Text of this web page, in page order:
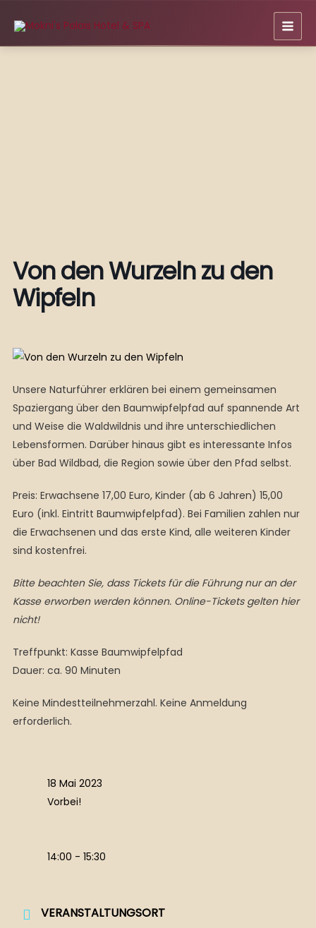
Inhalt
springen
Von den Wurzeln zu den
Wipfeln
Unsere Naturführer erklären bei einem gemeinsamen
Spaziergang über den Baumwipfelpfad auf spannende Art
und Weise die Waldwildnis und ihre unterschiedlichen
Lebensformen. Darüber hinaus gibt es interessante Infos
über Bad Wildbad, die Region sowie über den Pfad selbst.
Preis: Erwachsene 17,00 Euro, Kinder (ab 6 Jahren) 15,00
Euro (inkl. Eintritt Baumwipfelpfad). Bei Familien zahlen nur
die Erwachsenen und das erste Kind, alle weiteren Kinder
sind kostenfrei.
Bitte beachten Sie, dass Tickets für die Führung nur an der
Kasse erworben werden können. Online-Tickets gelten hier
nicht!
Treffpunkt: Kasse Baumwipfelpfad
Dauer: ca. 90 Minuten
Keine Mindestteilnehmerzahl. Keine Anmeldung
erforderlich.
18 Mai 2023
Vorbei!
14:00 - 15:30
VERANSTALTUNGSORT